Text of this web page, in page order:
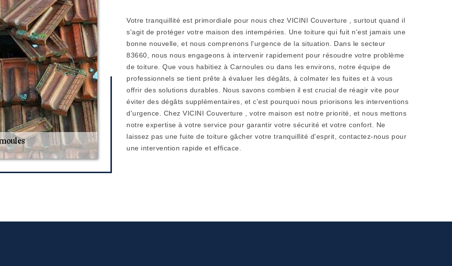
Votre tranquillité est primordiale pour nous chez VICINI Couverture , surtout quand il
s'agit de protéger votre maison des intempéries. Une toiture qui fuit n'est jamais une
bonne nouvelle, et nous comprenons l'urgence de la situation. Dans le secteur
83660, nous nous engageons à intervenir rapidement pour résoudre votre problème
de toiture. Que vous habitiez à Carnoules ou dans les environs, notre équipe de
professionnels se tient prête à évaluer les dégâts, à colmater les fuites et à vous
offrir des solutions durables. Nous savons combien il est crucial de réagir vite pour
éviter des dégâts supplémentaires, et c'est pourquoi nous priorisons les interventions
d'urgence. Chez VICINI Couverture , votre maison est notre priorité, et nous mettons
notre expertise à votre service pour garantir votre sécurité et votre confort. Ne
laissez pas une fuite de toiture gâcher votre tranquillité d'esprit, contactez-nous pour
une intervention rapide et efficace.